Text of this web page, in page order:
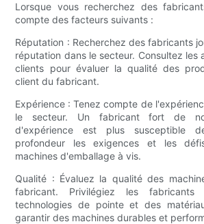
Lorsque vous recherchez des
compte des facteurs suivants :
Réputation : Recherchez des fabricants
réputation dans le secteur. Consultez les
clients pour évaluer la qualité des
client du fabricant.
Expérience : Tenez compte de
le secteur. Un fabricant fort de
d'expérience est plus susceptible
profondeur les exigences et les
machines d'emballage à vis.
Qualité : Évaluez la qualité des
fabricant. Privilégiez les
technologies de pointe et des
garantir des machines durables et